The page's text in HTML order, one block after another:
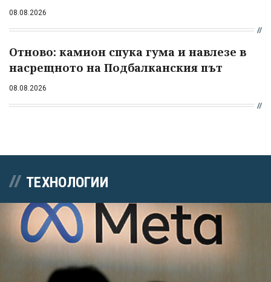
08.08.2026
Отново: камион спука гума и навлезе в
насрещното на Подбалканския път
08.08.2026
ТЕХНОЛОГИИ